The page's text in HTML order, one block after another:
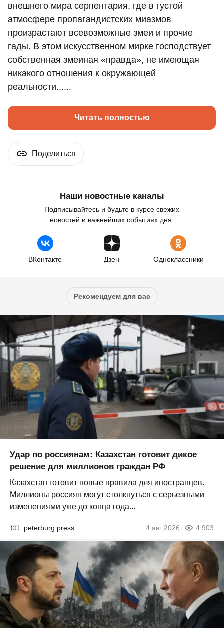
внешнего мира серпентария, где в густой
атмосфере пропагандистских миазмов
произрастают всевозможные змеи и прочие
гады. В этом искусственном мирке господствует
собственная змеиная «правда», не имеющая
никакого отношения к окружающей
реальности......
Читать полностью
Поделиться
Наши новостные каналы
Подписывайтесь и будьте в курсе свежих
новостей и важнейших событиях дня.
ВКонтакте Дзен Одноклассники
Рекомендуем для вас
Удар по россиянам: Казахстан готовит дикое
решение для миллионов граждан РФ
Казахстан готовит новые правила для иностранцев.
Миллионы россиян могут столкнуться с серьезными
изменениями уже до конца года...
peterburg.press 4 авг 2026 4 903